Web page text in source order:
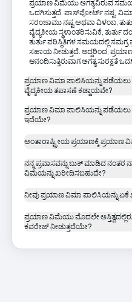
ಪ್ರಯಾಣ ವಿಮೆಯು ಅಗತ್ಯವಿರುವ
ಒದಗಿಸುತ್ತದೆ. ಪಾಸ್‌ಪೋರ್ಟ್ ನಷ್ಟ,
ಸರಂಜಾಮು ನಷ್ಟ ಅಥವಾ ವಿಳಂಬ,
ವೈದ್ಯಕೀಯ ಸ್ಥಳಾಂತರಿಸುವಿಕೆ, ತುರ್ತು
ತುರ್ತು ಪರಿಸ್ಥಿತಿಗಳ ಸಮಯದಲ್ಲಿ
ಸಹಾಯ ನೀಡುತ್ತದೆ. ಆದ್ದರಿಂದ,
ಆನಂದಿಸುತ್ತಿರುವಾಗ ಅಗತ್ಯ ಸುರಕ್ಷತೆ
ಪ್ರಯಾಣ ವಿಮಾ ಪಾಲಿಸಿಯನ್ನು
ವೈದ್ಯಕೀಯ ತಪಾಸಣೆ ಕಡ್ಡಾಯವೇ?
ಪ್ರಯಾಣ ವಿಮಾ ಪಾಲಿಸಿಯನ್ನು
ಇದೆಯೇ?
ಅಂತಾರಾಷ್ಟ್ರೀಯ ಪ್ರಯಾಣಕ್ಕೆ ಪ್ರಯಾಣ
ನನ್ನ ಪ್ರವಾಸವನ್ನು ಬುಕ್ ಮಾಡಿದ ನಂತರ
ವಿಮೆಯನ್ನು ಖರೀದಿಸಬಹುದೇ?
ನೀವು ಪ್ರಯಾಣ ವಿಮಾ ಪಾಲಿಸಿಯನ್ನು ಏಕೆ
ಪ್ರಯಾಣ ವಿಮೆಯು ಮೊದಲೇ
ಕವರೇಜ್ ನೀಡುತ್ತದೆಯೇ?